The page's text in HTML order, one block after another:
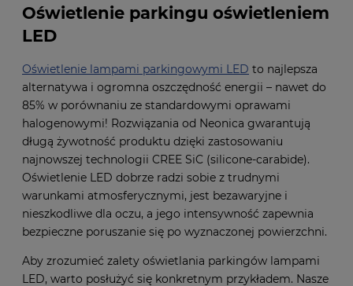
Oświetlenie parkingu oświetleniem
LED
Oświetlenie lampami parkingowymi LED to najlepsza
alternatywa i ogromna oszczędność energii – nawet do
85% w porównaniu ze standardowymi oprawami
halogenowymi! Rozwiązania od Neonica gwarantują
długą żywotność produktu dzięki zastosowaniu
najnowszej technologii CREE SiC (silicone-carabide).
Oświetlenie LED dobrze radzi sobie z trudnymi
warunkami atmosferycznymi, jest bezawaryjne i
nieszkodliwe dla oczu, a jego intensywność zapewnia
bezpieczne poruszanie się po wyznaczonej powierzchni.
Aby zrozumieć zalety oświetlania parkingów lampami
LED, warto posłużyć się konkretnym przykładem. Nasze